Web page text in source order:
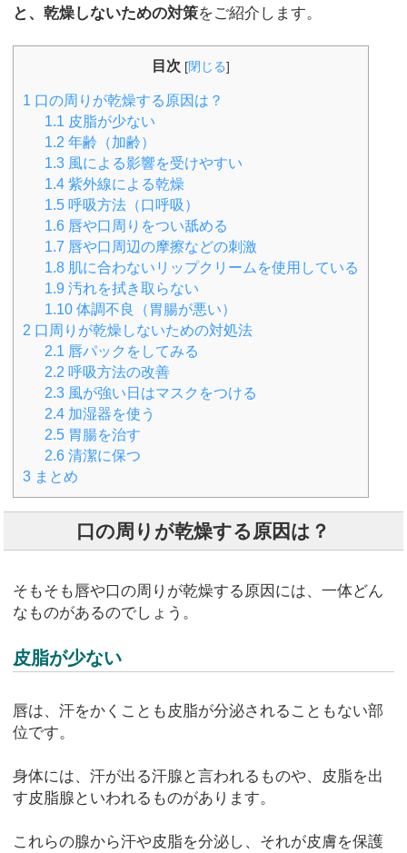
と、乾燥しないための対策をご紹介します。
目次 [閉じる]
1 口の周りが乾燥する原因は？
1.1 皮脂が少ない
1.2 年齢（加齢）
1.3風による影響を受けやすい
1.4紫外線による乾燥
1.5呼吸方法（口呼吸）
1.6唇や口周りをつい舐める
1.7 唇や口周辺の摩擦などの刺激
1.8肌に合わないリップクリームを使用している
1.9汚れを拭き取らない
1.10体調不良（胃腸が悪い）
2 口周りが乾燥しないための対処法
2.1 唇パックをしてみる
2.2 呼吸方法の改善
2.3風が強い日はマスクをつける
2.4加湿器を使う
2.5胃腸を治す
2.6清潔に保つ
3 まとめ
口の周りが乾燥する原因は？
そもそも唇や口の周りが乾燥する原因には、一体どん
なものがあるのでしょう。
皮脂が少ない
唇は、汗をかくことも皮脂が分泌されることもない部
位です。
身体には、汗が出る汗腺と言われるものや、皮脂を出
す皮脂腺といわれるものがあります。
これらの腺から汗や皮脂を分泌し、それが皮膚を保護